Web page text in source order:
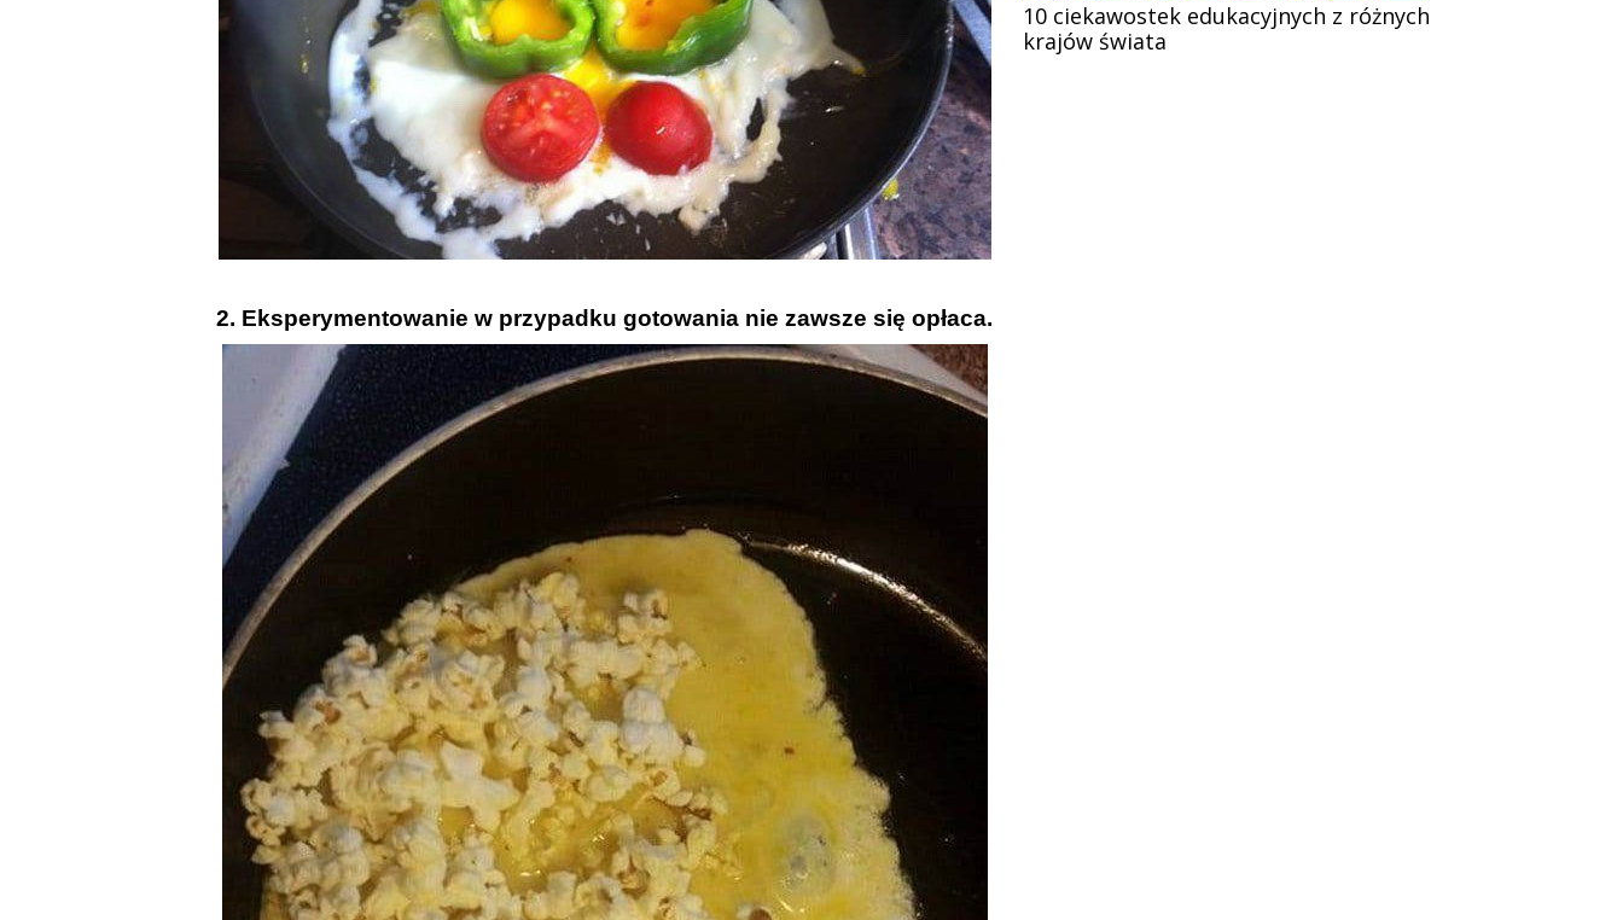
2. Eksperymentowanie w przypadku gotowania nie zawsze się opłaca.
10 ciekawostek edukacyjnych z różnych
krajów świata